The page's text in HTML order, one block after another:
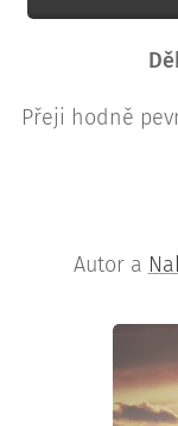
Přeji hodně
Autor a